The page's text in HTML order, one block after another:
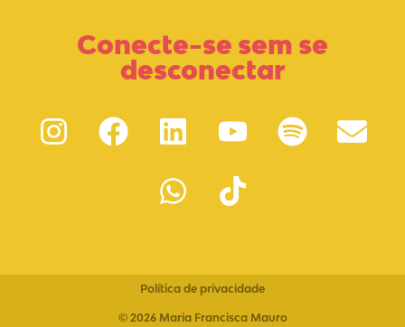
Conecte-se sem se
desconectar
Política de privacidade
© 2026 Maria Francisca Mauro